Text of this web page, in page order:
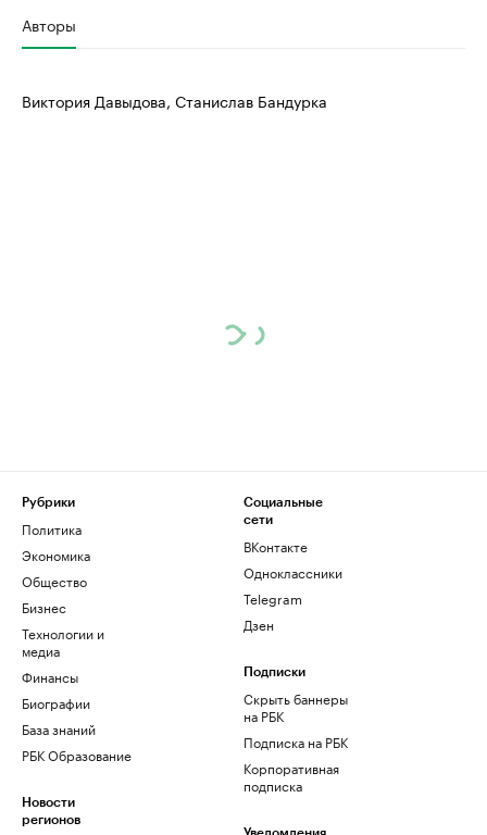
Авторы
Виктория Давыдова, Станислав Бандурка
Рубрики
Политика
Экономика
Общество
Бизнес
Технологии и
медиа
Финансы
Биографии
База знаний
РБК Образование
Новости
регионов
Социальные
сети
ВКонтакте
Одноклассники
Telegram
Дзен
Подписки
Скрыть баннеры
на РБК
Подписка на РБК
Корпоративная
подписка